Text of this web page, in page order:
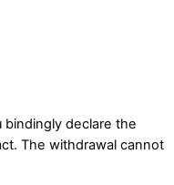
bindingly declare the
The withdrawal cannot